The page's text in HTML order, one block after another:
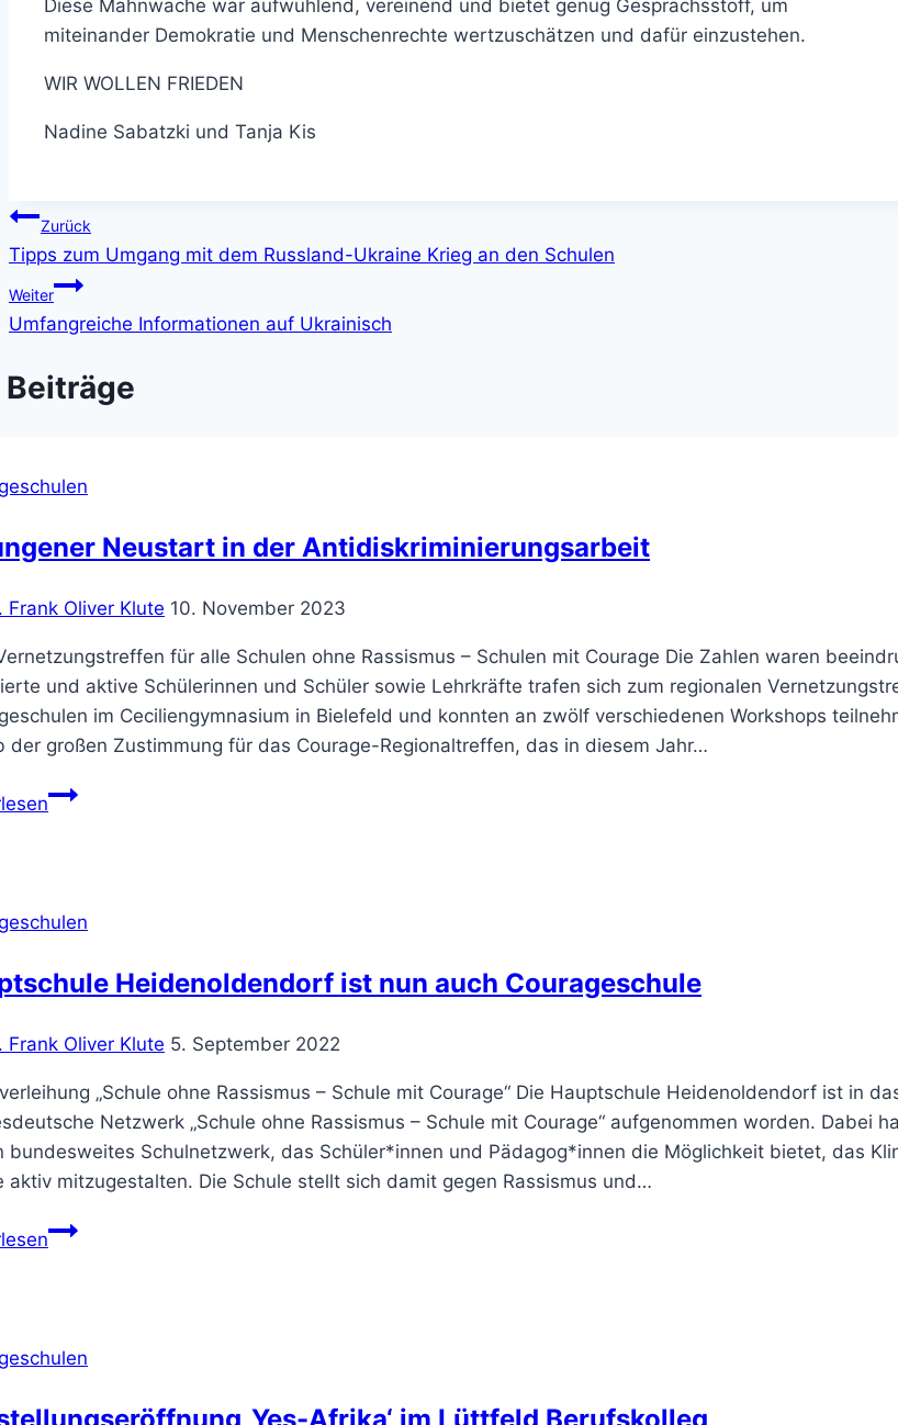
Diese Mahnwache war aufwühlend, vereinend und bietet genug Gesprächsstoff, um
miteinander Demokratie und Menschenrechte wertzuschätzen und dafür einzustehen.
WIR WOLLEN FRIEDEN
Nadine Sabatzki und Tanja Kis
Beitragsnavigation
Zurück
Tipps zum Umgang mit dem Russland-Ukraine Krieg an den Schulen
Weiter
Umfangreiche Informationen auf Ukrainisch
Neustart in der Antidiskriminierungsarbeit
Frank Oliver Klute 10. November 2023
für alle Schulen ohne Rassismus – Schulen mit Courage Die Zahlen waren
und aktive Schülerinnen und Schüler sowie Lehrkräfte trafen sich zum regionalen
im Ceciliengymnasium in Bielefeld und konnten an zwölf verschiedenen Workshops
der großen Zustimmung für das Courage-Regionaltreffen, das in diesem Jahr…
Gelungener
Antidiskriminierungsarbeit
Heidenoldendorf ist nun auch Courageschule
Frank Oliver Klute 5. September 2022
„Schule ohne Rassismus – Schule mit Courage“ Die Hauptschule Heidenoldendorf ist in
Netzwerk „Schule ohne Rassismus – Schule mit Courage“ aufgenommen worden. Dabei
bundesweites Schulnetzwerk, das Schüler*innen und Pädagog*innen die Möglichkeit bietet, das
aktiv mitzugestalten. Die Schule stellt sich damit gegen Rassismus und…
Hauptschule
auch
‚Yes-Afrika‘ im Lüttfeld Berufskolleg